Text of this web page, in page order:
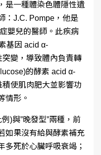
是一種體染色體隱性遺
： J.C. Pompe ，他是
嬰兒的醫師。此疾病
基因 acid α-
突變，導致體內負責轉
的酵素 acid α-
使肌肉肥大並影響功
情形。
)與”晚發型”兩種，前
如果沒有給與酵素補充
多死於心臟呼吸衰竭；